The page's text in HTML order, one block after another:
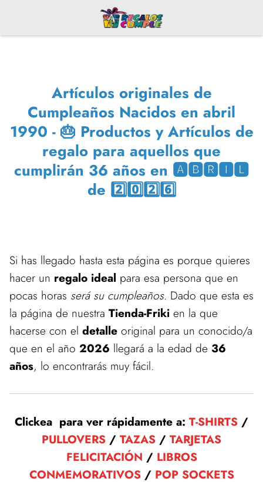
Artículos originales de
Cumpleaños Nacidos en abril
1990 - 🎂 Productos y Artículos de
regalo para aquellos que
cumplirán 36 años en 🅰🅱🆁🅸🅻
de 2️⃣0️⃣2️⃣6️⃣
Si has llegado hasta esta página es porque quieres
hacer un regalo ideal para esa persona que en
pocas horas será su cumpleaños. Dado que esta es
la página de nuestra Tienda-Friki en la que
hacerse con el detalle original para un conocido/a
que en el año 2026 llegará a la edad de 36
años, lo encontrarás muy fácil.
Clickea para ver rápidamente a: T-SHIRTS /
PULLOVERS / TAZAS / TARJETAS
FELICITACIÓN / LIBROS
CONMEMORATIVOS/ POP SOCKETS